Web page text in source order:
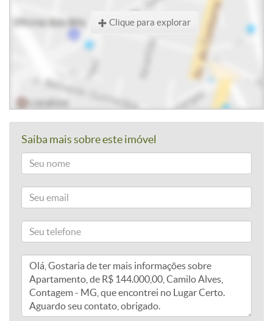
Clique para explorar
Saiba mais sobre este imóvel